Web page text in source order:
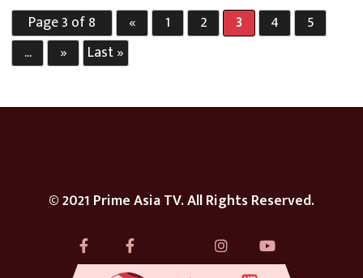
Page 3 of 8 « 1 2 3 4
5
...
» Last »
© 2021 Prime Asia TV. All Rights Reserved.